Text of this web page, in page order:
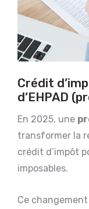
Crédit
d’EHPAD
En 2025, une
transformer la
crédit d’impôt
imposables.
Ce